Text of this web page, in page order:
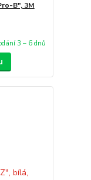
B", 3M
3 – 6 dnů